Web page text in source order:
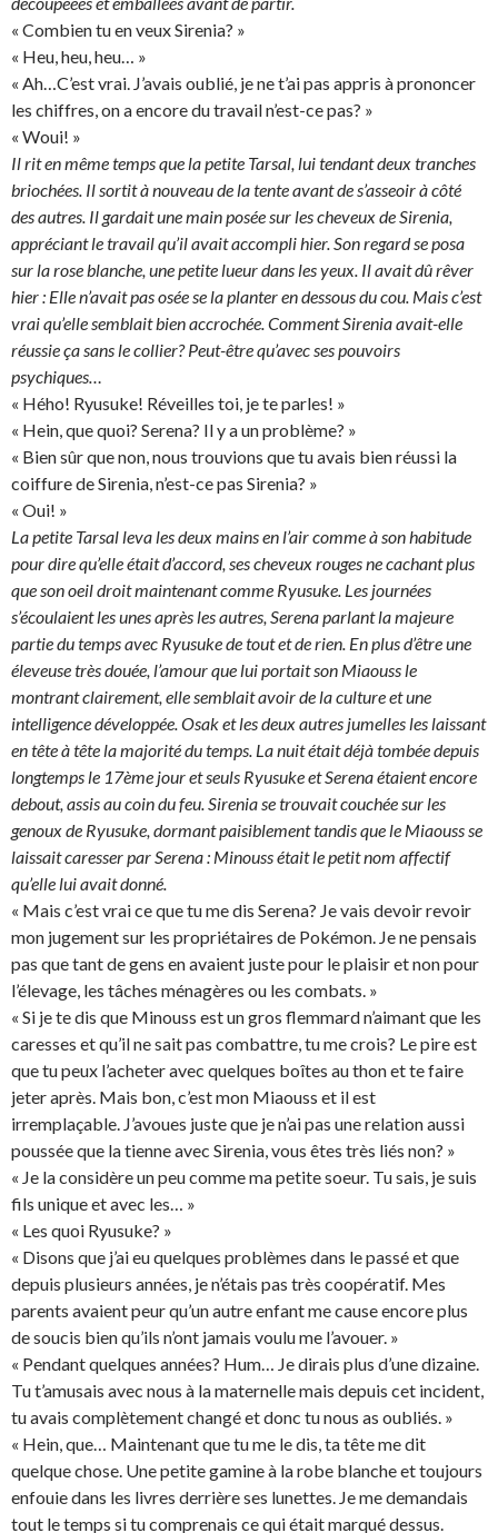
« Combien tu en veux Sirenia? »
« Heu, heu, heu… »
« Ah…C’est vrai. J’avais oublié, je ne t’ai pas appris à prononcer
les chiffres, on a encore du travail n’est-ce pas? »
« Woui! »
Il rit en même temps que la petite Tarsal, lui tendant deux tranches
briochées. Il sortit à nouveau de la tente avant de s’asseoir à côté
des autres. Il gardait une main posée sur les cheveux de Sirenia,
appréciant le travail qu’il avait accompli hier. Son regard se posa
sur la rose blanche, une petite lueur dans les yeux. Il avait dû rêver
hier : Elle n’avait pas osée se la planter en dessous du cou. Mais c’est
vrai qu’elle semblait bien accrochée. Comment Sirenia avait-elle
réussie ça sans le collier? Peut-être qu’avec ses pouvoirs
psychiques…
« Hého! Ryusuke! Réveilles toi, je te parles! »
« Hein, que quoi? Serena? Il y a un problème? »
« Bien sûr que non, nous trouvions que tu avais bien réussi la
coiffure de Sirenia, n’est-ce pas Sirenia? »
« Oui! »
La petite Tarsal leva les deux mains en l’air comme à son habitude
pour dire qu’elle était d’accord, ses cheveux rouges ne cachant plus
que son oeil droit maintenant comme Ryusuke. Les journées
s’écoulaient les unes après les autres, Serena parlant la majeure
partie du temps avec Ryusuke de tout et de rien. En plus d’être une
éleveuse très douée, l’amour que lui portait son Miaouss le
montrant clairement, elle semblait avoir de la culture et une
intelligence développée. Osak et les deux autres jumelles les laissant
en tête à tête la majorité du temps. La nuit était déjà tombée depuis
longtemps le 17ème jour et seuls Ryusuke et Serena étaient encore
debout, assis au coin du feu. Sirenia se trouvait couchée sur les
genoux de Ryusuke, dormant paisiblement tandis que le Miaouss se
laissait caresser par Serena : Minouss était le petit nom affectif
qu’elle lui avait donné.
« Mais c’est vrai ce que tu me dis Serena? Je vais devoir revoir
mon jugement sur les propriétaires de Pokémon. Je ne pensais
pas que tant de gens en avaient juste pour le plaisir et non pour
l’élevage, les tâches ménagères ou les combats. »
« Si je te dis que Minouss est un gros flemmard n’aimant que les
caresses et qu’il ne sait pas combattre, tu me crois? Le pire est
que tu peux l’acheter avec quelques boîtes au thon et te faire
jeter après. Mais bon, c’est mon Miaouss et il est
irremplaçable. J’avoues juste que je n’ai pas une relation aussi
poussée que la tienne avec Sirenia, vous êtes très liés non? »
« Je la considère un peu comme ma petite soeur. Tu sais, je suis
fils unique et avec les… »
« Les quoi Ryusuke? »
« Disons que j’ai eu quelques problèmes dans le passé et que
depuis plusieurs années, je n’étais pas très coopératif. Mes
parents avaient peur qu’un autre enfant me cause encore plus
de soucis bien qu’ils n’ont jamais voulu me l’avouer. »
« Pendant quelques années? Hum… Je dirais plus d’une dizaine.
Tu t’amusais avec nous à la maternelle mais depuis cet incident,
tu avais complètement changé et donc tu nous as oubliés. »
« Hein, que… Maintenant que tu me le dis, ta tête me dit
quelque chose. Une petite gamine à la robe blanche et toujours
enfouie dans les livres derrière ses lunettes. Je me demandais
tout le temps si tu comprenais ce qui était marqué dessus.